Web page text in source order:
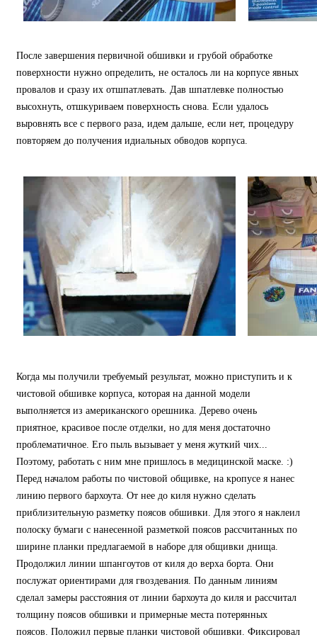
После завершения первичной обшивки и грубой обработке
поверхности нужно определить, не осталось ли на корпусе явных
провалов и сразу их отшпатлевать. Дав шпатлевке полностью
высохнуть, отшкуриваем поверхность снова. Если удалось
выровнять все с первого раза, идем дальше, если нет, процедуру
повторяем до получения идиальных обводов корпуса.
Когда мы получили требуемый результат, можно приступить и к
чистовой обшивке корпуса, которая на данной модели
выполняется из американского орешника. Дерево очень
приятное, красивое после отделки, но для меня достаточно
проблематичное. Его пыль вызывает у меня жуткий чих...
Поэтому, работать с ним мне пришлось в медицинской маске. :)
Перед началом работы по чистовой общивке, на кропусе я нанес
линию первого бархоута. От нее до киля нужно сделать
приблизительную разметку поясов обшивки. Для этого я наклеил
полоску бумаги с нанесенной разметкой поясов рассчитанных по
ширине планки предлагаемой в наборе для общивки днища.
Продолжил линии шпангоутов от киля до верха борта. Они
послужат ориентирами для гвоздевания. По данным линиям
сделал замеры расстояния от линии бархоута до киля и рассчитал
толщину поясов обшивки и примерные места потерянных
поясов. Положил первые планки чистовой обшивки. Фиксировал